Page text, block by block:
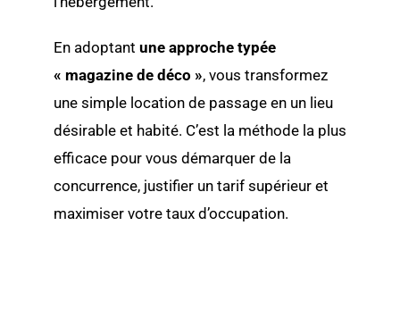
En adoptant une approche typée
« magazine de déco », vous transformez
une simple location de passage en un lieu
désirable et habité. C’est la méthode la plus
efficace pour vous démarquer de la
concurrence, justifier un tarif supérieur et
maximiser votre taux d’occupation.